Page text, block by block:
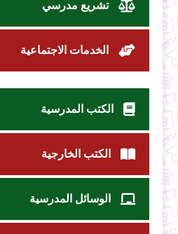
تشريع مدرسي
الخدمات الاجتماعية
الكتب المدرسية
الكتب الخارجية
الوسائل المدرسية